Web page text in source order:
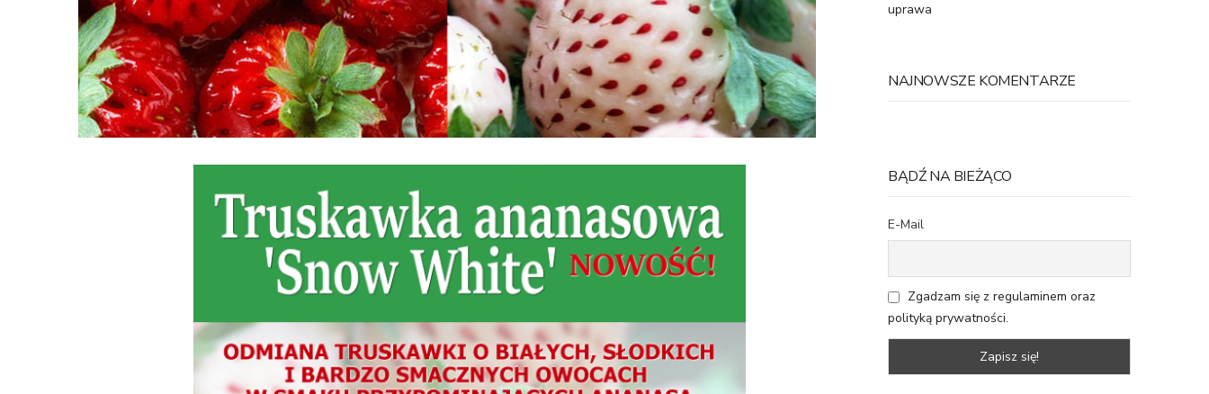
uprawa
NAJNOWSZE KOMENTARZE
BĄDŹ NA BIEŻĄCO
E-Mail
Zgadzam się z regulaminem oraz
polityką prywatności.